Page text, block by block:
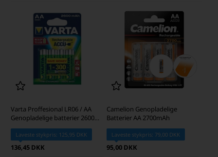
Varta Proffesional LR06 / AA
Genopladelige batterier 2600
mAh
Laveste stykpris: 125,95 DKK
136,45 DKK
Camelion Genopladelige
Batterier AA 2700mAh
Laveste stykpris: 79,00 DKK
95,00 DKK